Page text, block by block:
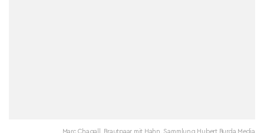
Marc Chagall, Brautpaar mit Hahn, Sammlung Hubert Burda Media